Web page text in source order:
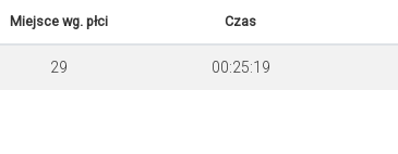
Miejsce wg. płci Czas
29 00:25:19